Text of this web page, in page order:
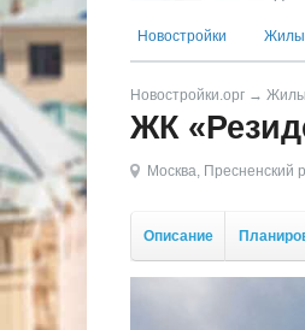
Новостройки
Новостройки.орг →
ЖК
Москва, Пресненский
Описание